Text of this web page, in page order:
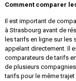
Comment comparer
Il est important de
à Strasbourg avant de
les tarifs en ligne sur
appelant directement. Il
comparateurs de tarifs
de plusieurs
tarifs pour le même